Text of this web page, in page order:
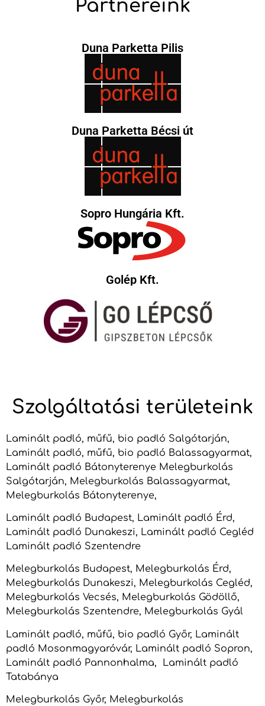
Partnereink
Duna Parketta Pilis
Duna Parketta Bécsi út
Sopro Hungária Kft.
Golép Kft.
Szolgáltatási területeink
Laminált padló, műfű, bio padló Salgótarján,
Laminált padló, műfű, bio padló Balassagyarmat,
Laminált padló Bátonyterenye Melegburkolás
Salgótarján, Melegburkolás Balassagyarmat,
Melegburkolás Bátonyterenye,
Laminált padló Budapest, Laminált padló Érd,
Laminált padló Dunakeszi, Laminált padló Cegléd
Laminált padló Szentendre
Melegburkolás Budapest, Melegburkolás Érd,
Melegburkolás Dunakeszi, Melegburkolás Cegléd,
Melegburkolás Vecsés, Melegburkolás Gödöllő,
Melegburkolás Szentendre, Melegburkolás Gyál
Laminált padló, műfű, bio padló Győr, Laminált
padló Mosonmagyaróvár, Laminált padló Sopron,
Laminált padló Pannonhalma, Laminált padló
Tatabánya
Melegburkolás Győr, Melegburkolás